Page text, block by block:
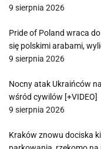
9 sierpnia 2026
Pride of Poland wraca
się polskimi arabami,
9 sierpnia 2026
Nocny atak Ukraińców
wśród cywilów [+VIDEO]
9 sierpnia 2026
Kraków znowu dociska